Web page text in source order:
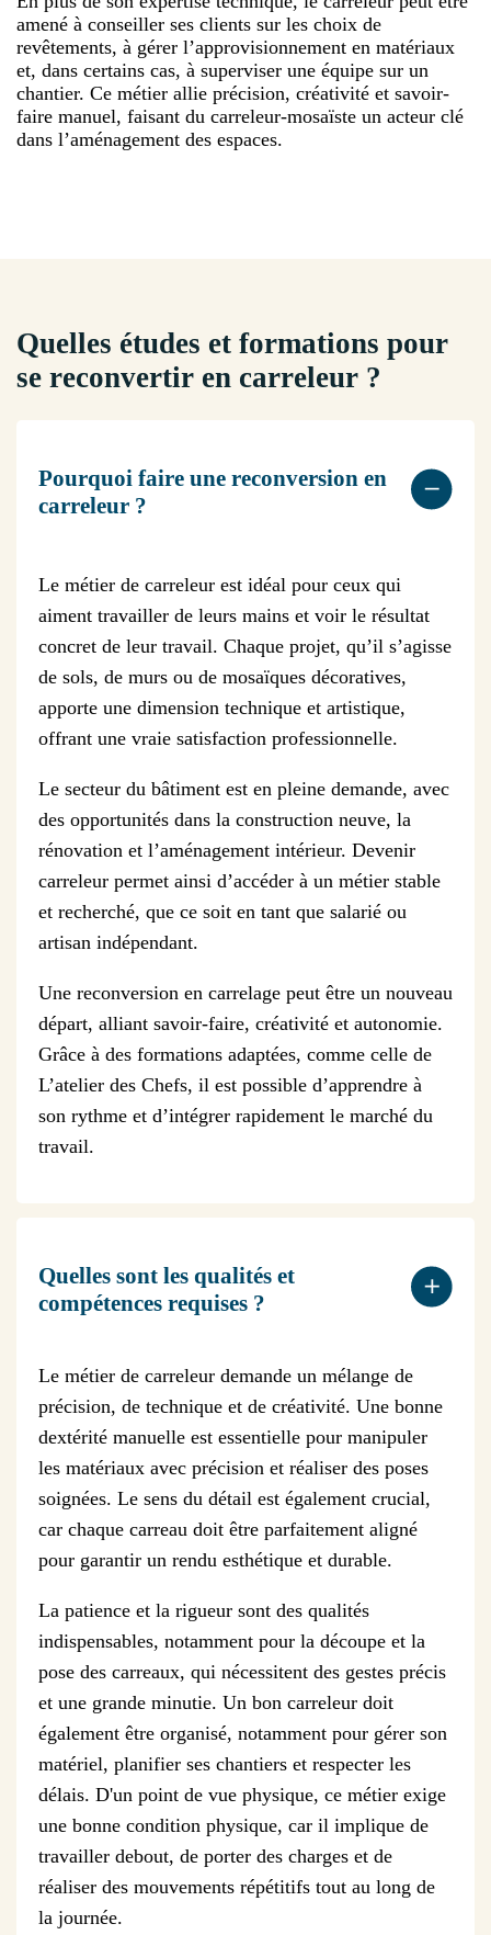
amené à conseiller ses clients sur les choix de
revêtements, à gérer l’approvisionnement en matériaux
et, dans certains cas, à superviser une équipe sur un
chantier. Ce métier allie précision, créativité et savoir-
faire manuel, faisant du carreleur-mosaïste un acteur clé
dans l’aménagement des espaces.
Quelles études et formations pour
se reconvertir en carreleur ?
Pourquoi faire une reconversion en
carreleur ?
Le métier de carreleur est idéal pour ceux qui
aiment travailler de leurs mains et voir le résultat
concret de leur travail. Chaque projet, qu’il s’agisse
de sols, de murs ou de mosaïques décoratives,
apporte une dimension technique et artistique,
offrant une vraie satisfaction professionnelle.
Le secteur du bâtiment est en pleine demande, avec
des opportunités dans la construction neuve, la
rénovation et l’aménagement intérieur. Devenir
carreleur permet ainsi d’accéder à un métier stable
et recherché, que ce soit en tant que salarié ou
artisan indépendant.
Une reconversion en carrelage peut être un nouveau
départ, alliant savoir-faire, créativité et autonomie.
Grâce à des formations adaptées, comme celle de
L’atelier des Chefs, il est possible d’apprendre à
son rythme et d’intégrer rapidement le marché du
travail.
Quelles sont les qualités et
compétences requises ?
Le métier de carreleur demande un mélange de
précision, de technique et de créativité. Une bonne
dextérité manuelle est essentielle pour manipuler
les matériaux avec précision et réaliser des poses
soignées. Le sens du détail est également crucial,
car chaque carreau doit être parfaitement aligné
pour garantir un rendu esthétique et durable.
La patience et la rigueur sont des qualités
indispensables, notamment pour la découpe et la
pose des carreaux, qui nécessitent des gestes précis
et une grande minutie. Un bon carreleur doit
également être organisé, notamment pour gérer son
matériel, planifier ses chantiers et respecter les
délais. D'un point de vue physique, ce métier exige
une bonne condition physique, car il implique de
travailler debout, de porter des charges et de
réaliser des mouvements répétitifs tout au long de
la journée.